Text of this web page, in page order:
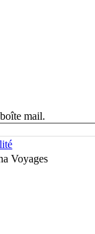
mail.
Voyages